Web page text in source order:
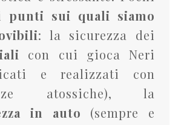
punti sui quali siamo
: la sicurezza dei
con cui gioca Neri
e realizzati con
atossiche), la
in auto (sempre e